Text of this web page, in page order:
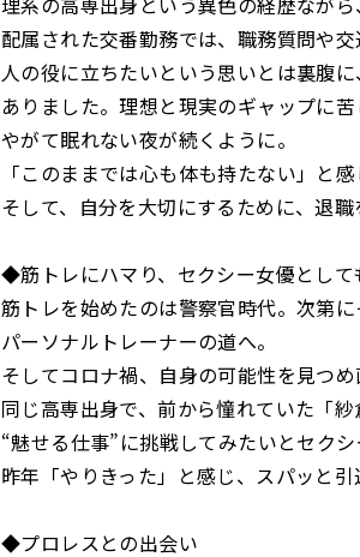
配属された交番勤務では、職務質問や
人の役に立ちたいという思いとは裏腹
ありました。理想と現実のギャップに苦
やがて眠れない夜が続くように。
「このままでは心も体も持たない」と
そして、自分を大切にするために、退職
◆筋トレにハマり、セクシー女優として
筋トレを始めたのは警察官時代。次第に
パーソナルトレーナーの道へ。
そしてコロナ禍、自身の可能性を見つめ
同じ高専出身で、前から憧れていた「
“魅せる仕事”に挑戦してみたいとセクシ
昨年「やりきった」と感じ、スパッと引
◆プロレスとの出会い